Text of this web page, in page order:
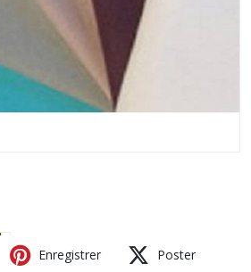
Enregistrer Poster